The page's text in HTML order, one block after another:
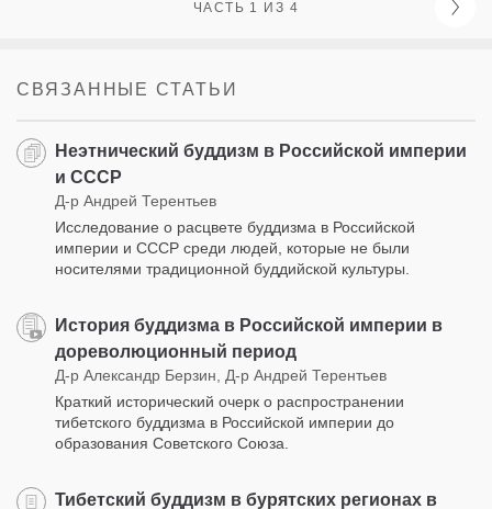
ЧАСТЬ 1 ИЗ 4
СВЯЗАННЫЕ СТАТЬИ
Неэтнический буддизм в Российской империи
и СССР
Д-р Андрей Терентьев
Исследование о расцвете буддизма в Российской
империи и СССР среди людей, которые не были
носителями традиционной буддийской культуры.
История буддизма в Российской империи в
дореволюционный период
Д-р Александр Берзин, Д-р Андрей Терентьев
Краткий исторический очерк о распространении
тибетского буддизма в Российской империи до
образования Советского Союза.
Тибетский буддизм в бурятских регионах в